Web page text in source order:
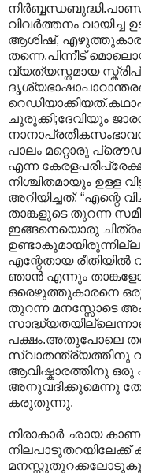
വിവർത്തനം വായിച്ച
ആശിഷ്,
തന്നെ.പിന്നീട്
വ്യത്യസ്തമായ
ചുരുക്കി;ദേവിയും
പാലം മറ്റൊരു
എന്ന
നിശ്ചിതമായും ഉള്ള
അറിയിച്ചത്: “എന്റെ
താങ്കളുടെ തുറന്ന
ഇങ്ങനെയൊരു ചിത്രം
എന്റേതായ
ഞാൻ എന്നും താങ്കളോട്
ഒരെഴുത്തുകാരനെ
തുറന്ന മനസ്സോടെ
പക്ഷം.അതുപോലെ
സ്വാതന്ത്ര്യത്തിനു
ആവിഷ്കാരത്തിനു
അനുവദിക്കുമെന്നു
കരുതുന്നു.
നിരാകാർ ഛായ
നിലപാടുതറയിലേക്ക്